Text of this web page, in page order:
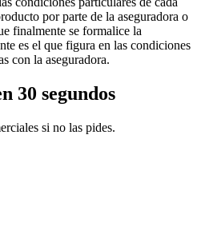
por parte de la aseguradora o
finalmente se formalice la
es el que figura en las condiciones
con la aseguradora.
30 segundos
si no las pides.